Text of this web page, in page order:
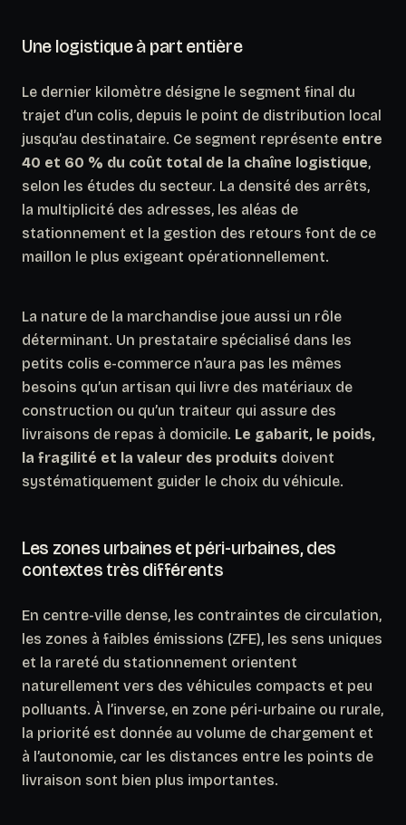
Une logistique à part entière
Le dernier kilomètre désigne le segment final du
trajet d’un colis, depuis le point de distribution local
jusqu’au destinataire. Ce segment représente entre
40 et 60 % du coût total de la chaîne logistique,
selon les études du secteur. La densité des arrêts,
la multiplicité des adresses, les aléas de
stationnement et la gestion des retours font de ce
maillon le plus exigeant opérationnellement.
La nature de la marchandise joue aussi un rôle
déterminant. Un prestataire spécialisé dans les
petits colis e-commerce n’aura pas les mêmes
besoins qu’un artisan qui livre des matériaux de
construction ou qu’un traiteur qui assure des
livraisons de repas à domicile. Le gabarit, le poids,
la fragilité et la valeur des produits doivent
systématiquement guider le choix du véhicule.
Les zones urbaines et péri-urbaines, des
contextes très différents
En centre-ville dense, les contraintes de circulation,
les zones à faibles émissions (ZFE), les sens uniques
et la rareté du stationnement orientent
naturellement vers des véhicules compacts et peu
polluants. À l’inverse, en zone péri-urbaine ou rurale,
la priorité est donnée au volume de chargement et
à l’autonomie, car les distances entre les points de
livraison sont bien plus importantes.